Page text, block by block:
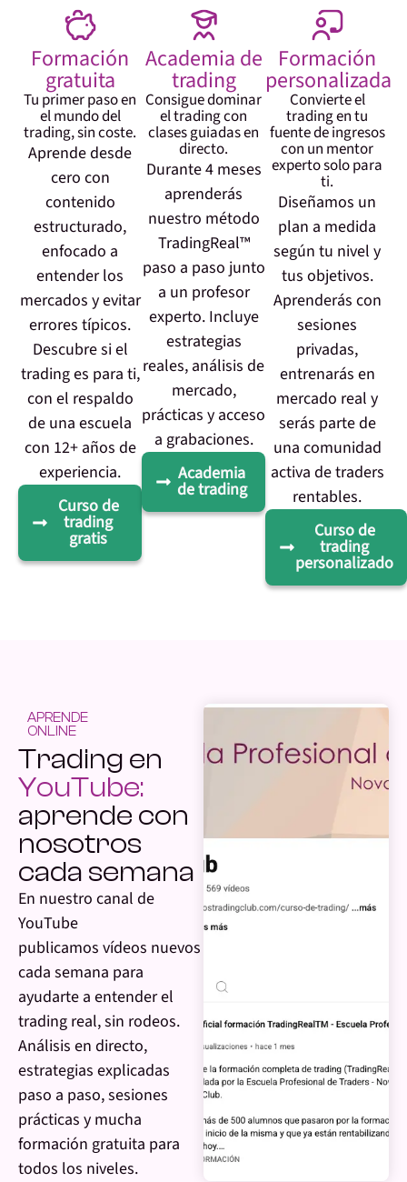
Formación
gratuita
Tu primer paso en
el mundo del
trading, sin coste.
Aprende desde
cero con
contenido
estructurado,
enfocado a
entender los
mercados y evitar
errores típicos.
Descubre si el
trading es para ti,
con el respaldo
de una escuela
con 12+ años de
experiencia.
Curso de
trading
gratis
Academia de
trading
Consigue dominar
el trading con
clases guiadas en
directo.
Durante 4 meses
aprenderás
nuestro método
TradingReal™
paso a paso junto
a un profesor
experto. Incluye
estrategias
reales, análisis de
mercado,
prácticas y acceso
a grabaciones.
Academia
de trading
Formación
personalizada
Convierte el
trading en tu
fuente de ingresos
con un mentor
experto solo para
ti.
Diseñamos un
plan a medida
según tu nivel y
tus objetivos.
Aprenderás con
sesiones
privadas,
entrenarás en
mercado real y
serás parte de
una comunidad
activa de traders
rentables.
Curso de
trading
personalizado
APRENDE
ONLINE
Trading en
YouTube:
aprende con
nosotros
cada semana
En nuestro canal de
YouTube
publicamos vídeos nuevos
cada semana para
ayudarte a entender el
trading real, sin rodeos.
Análisis en directo,
estrategias explicadas
paso a paso, sesiones
prácticas y mucha
formación gratuita para
todos los niveles.